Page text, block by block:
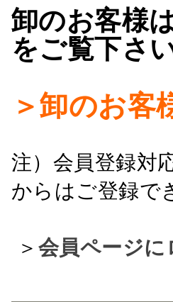
卸のお客様
をご覧下さい
＞卸のお客
注）会員登録対
からはご登録で
＞ 会員ページ